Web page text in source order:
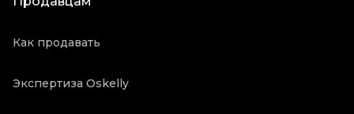
Как продавать
Экспертиза Oskelly